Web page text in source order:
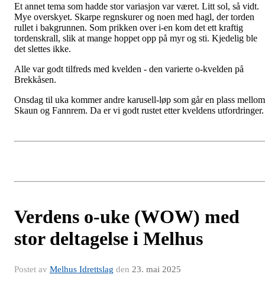
Et annet tema som hadde stor variasjon var været. Litt sol, så vidt.
Mye overskyet. Skarpe regnskurer og noen med hagl, der torden
rullet i bakgrunnen. Som prikken over i-en kom det ett kraftig
tordenskrall, slik at mange hoppet opp på myr og sti. Kjedelig ble
det slettes ikke.
Alle var godt tilfreds med kvelden - den varierte o-kvelden på
Brekkåsen.
Onsdag til uka kommer andre karusell-løp som går en plass mellom
Skaun og Fannrem. Da er vi godt rustet etter kveldens
Verdens o-uke (WOW) med
stor deltagelse i Melhus
Postet av Melhus Idrettslag den 23. mai 2025